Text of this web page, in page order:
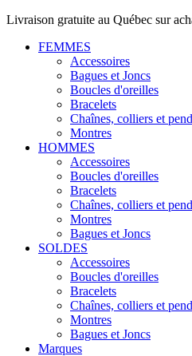
Livraison gratuite au Québec sur
FEMMES
Accessoires
Bagues et Joncs
Boucles d'oreilles
Bracelets
Chaînes, colliers et
Montres
HOMMES
Accessoires
Boucles d'oreilles
Bracelets
Chaînes, colliers et
Montres
Bagues et Joncs
SOLDES
Accessoires
Boucles d'oreilles
Bracelets
Chaînes, colliers et
Montres
Bagues et Joncs
Marques